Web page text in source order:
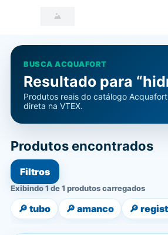
BUSCA ACQUAFORT
Resultado para
Produtos reais do catálogo
direta na VTEX.
Produtos encontrados
Filtros
Exibindo 1 de 1 produtos carregados
🔎 tubo 🔎 amanco 🔎